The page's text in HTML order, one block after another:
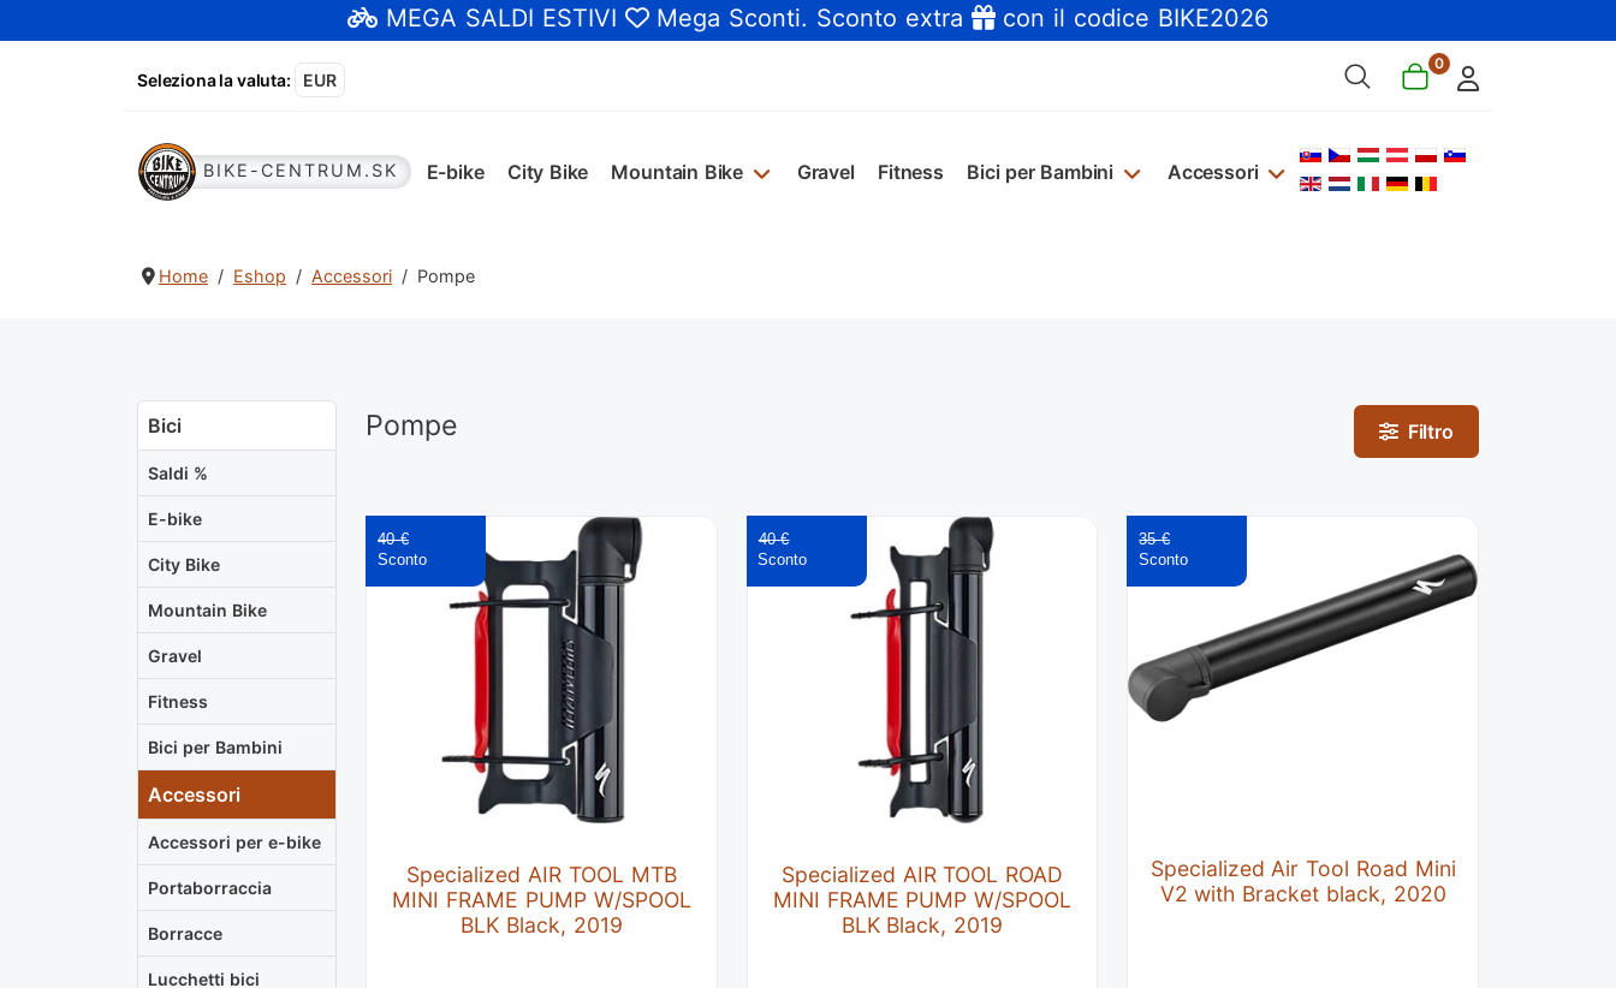
MEGA SALDI ESTIVI Mega Sconti. Sconto extra con il codice BIKE2026
Seleziona la valuta: EUR
0
BIKE-CENTRUM.SK E-bike City Bike Mountain Bike Gravel Fitness Bici per Bambini Accessori
Seleziona la tua lingua
Home Eshop Accessori Pompe
Bici
Saldi %
E-bike
City Bike
Mountain Bike
Gravel
Fitness
Bici per Bambini
Accessori
Accessori per e-bike
Portaborraccia
Borracce
Lucchetti bici
Pompe Filtro
Specialized AIR TOOL MTB
MINI FRAME PUMP W/SPOOL
BLK Black, 2019
40 €
Specialized AIR TOOL ROAD
MINI FRAME PUMP W/SPOOL
BLK Black, 2019
40 €
Specialized Air Tool Road Mini
V2 with Bracket black, 2020
35 €